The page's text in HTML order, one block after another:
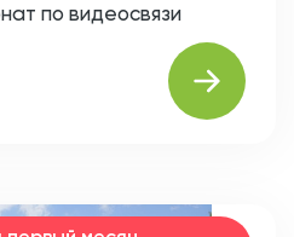
по видеосвязи